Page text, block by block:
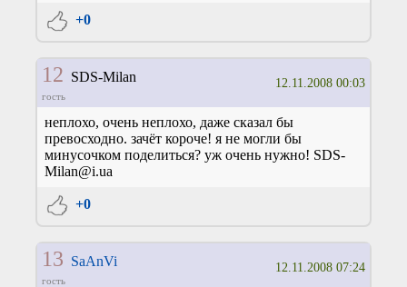
+0
12 SDS-Milan
гость
12.11.2008 00:03
неплохо, очень неплохо, даже сказал бы
превосходно. зачёт короче! я не могли бы
минусочком поделиться? уж очень нужно! SDS-
Milan@i.ua
+0
13 SaAnVi
гость
12.11.2008 07:24